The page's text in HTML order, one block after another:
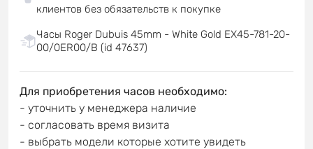
клиентов без обязательств к покупке
Часы Roger Dubuis 45mm - White Gold EX45-781-20-
00/0ER00/B (id 47637)
Для приобретения часов необходимо:
- уточнить у менеджера наличие
- согласовать время визита
- выбрать модели которые хотите увидеть